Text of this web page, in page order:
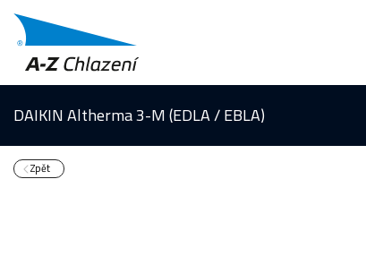
DAIKIN Altherma 3-M (EDLA / EBLA)
Zpět